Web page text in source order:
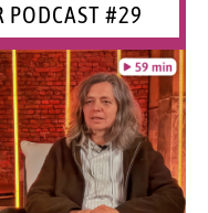
PODCAST #29